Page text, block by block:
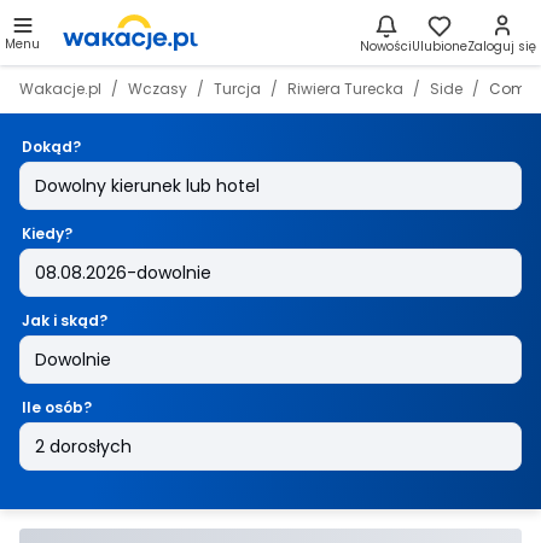
Menu NowościUlubioneZaloguj się
Wakacje.pl Wczasy Turcja Riwiera Turecka Side
Dokąd?
Kiedy?
Jak i skąd?
Ile osób?